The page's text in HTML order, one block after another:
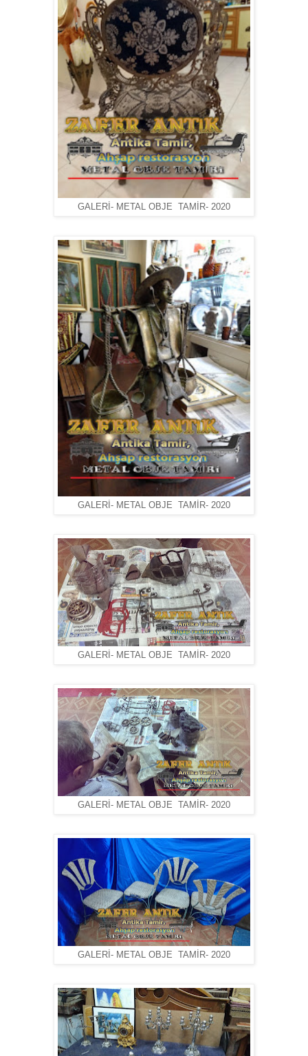
GALERİ- METAL OBJE TAMİR- 2020
GALERİ- METAL OBJE TAMİR- 2020
GALERİ- METAL OBJE TAMİR- 2020
GALERİ- METAL OBJE TAMİR- 2020
GALERİ- METAL OBJE TAMİR- 2020